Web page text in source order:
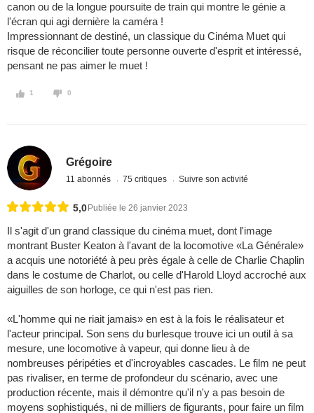
canon ou de la longue poursuite de train qui montre le génie a
l'écran qui agi dernière la caméra !
Impressionnant de destiné, un classique du Cinéma Muet qui
risque de réconcilier toute personne ouverte d'esprit et intéressé,
pensant ne pas aimer le muet !
1 0
Grégoire
11 abonnés 75 critiques Suivre son activité
5,0 Publiée le 26 janvier 2023
Il s'agit d'un grand classique du cinéma muet, dont l'image
montrant Buster Keaton à l'avant de la locomotive «La Générale»
a acquis une notoriété à peu près égale à celle de Charlie Chaplin
dans le costume de Charlot, ou celle d'Harold Lloyd accroché aux
aiguilles de son horloge, ce qui n'est pas rien.
«L'homme qui ne riait jamais» en est à la fois le réalisateur et
l'acteur principal. Son sens du burlesque trouve ici un outil à sa
mesure, une locomotive à vapeur, qui donne lieu à de
nombreuses péripéties et d'incroyables cascades. Le film ne peut
pas rivaliser, en terme de profondeur du scénario, avec une
production récente, mais il démontre qu'il n'y a pas besoin de
moyens sophistiqués, ni de milliers de figurants, pour faire un film